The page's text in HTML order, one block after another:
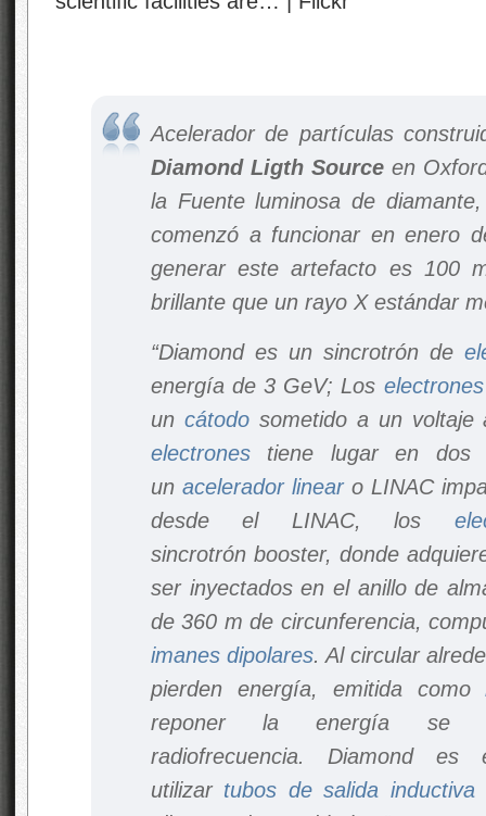
Acelerador de partículas
Diamond Ligth Source en
la Fuente luminosa de diamante
comenzó a funcionar en enero
generar este artefacto es 100
brillante que un rayo X estándar
“Diamond es un sincrotrón de
energía de 3 GeV; Los electrones
un cátodosometido a un voltaje
electrones tiene lugar en dos
un acelerador linearo LINAC
desde el LINAC, los
sincrotrónbooster, donde
ser inyectados en el anillo de
de 360 m de circunferencia,
imanes dipolares. Al circular
pierden energía, emitida como
reponer la energía se
radiofrecuencia. Diamond
utilizar tubos de salida inductiva